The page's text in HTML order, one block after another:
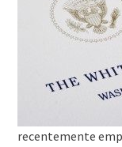
recentemente